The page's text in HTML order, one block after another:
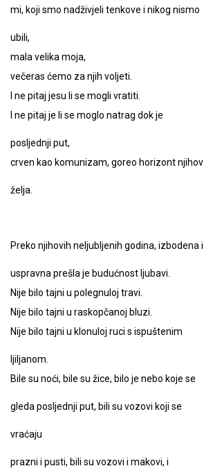
mi, koji smo nadživjeli tenkove i nikog nismo
ubili,
mala velika moja,
večeras ćemo za njih voljeti.
I ne pitaj jesu li se mogli vratiti.
I ne pitaj je li se moglo natrag dok je
posljednji put,
crven kao komunizam, goreo horizont njihov
želja.
Preko njihovih neljubljenih godina, izbodena i
uspravna prešla je budućnost ljubavi.
Nije bilo tajni u polegnuloj travi.
Nije bilo tajni u raskopčanoj bluzi.
Nije bilo tajni u klonuloj ruci s ispuštenim
ljiljanom.
Bile su noći, bile su žice, bilo je nebo koje se
gleda posljednji put, bili su vozovi koji se
vraćaju
prazni i pusti, bili su vozovi i makovi, i